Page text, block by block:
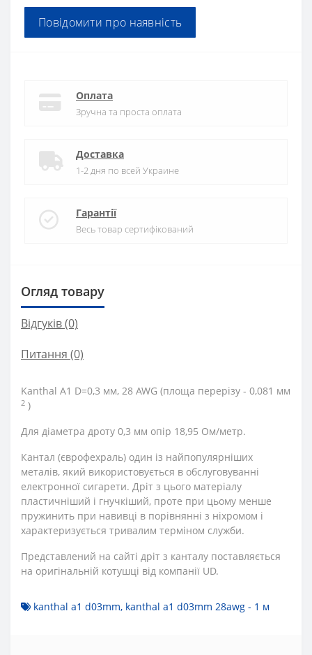
Повідомити про наявність
Оплата
Зручна та проста оплата
Доставка
1-2 дня по всей Украине
Гарантії
Весь товар сертифікований
Огляд товару
Відгуків (0)
Питання (0)
Kanthal A1 D=0,3 мм, 28 AWG (площа перерізу - 0,081 мм
2 )
Для діаметра дроту 0,3 мм опір 18,95 Ом/метр.
Кантал (єврофехраль) один із найпопулярніших
металів, який використовується в обслуговуванні
електронної сигарети. Дріт з цього матеріалу
пластичніший і гнучкіший, проте при цьому менше
пружинить при навивці в порівнянні з ніхромом і
характеризується тривалим терміном служби.
Представлений на сайті дріт з канталу поставляється
на оригінальній котушці від компанії UD.
kanthal a1 d03mm, kanthal a1 d03mm 28awg - 1 м